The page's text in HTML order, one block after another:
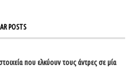
POSTS
που ελκύουν τους άντρες σε μία